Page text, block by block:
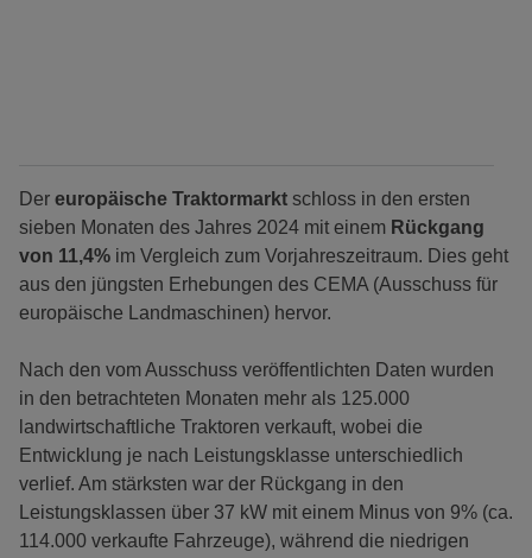
Der europäische Traktormarkt schloss in den ersten
sieben Monaten des Jahres 2024 mit einem Rückgang
von 11,4% im Vergleich zum Vorjahreszeitraum. Dies geht
aus den jüngsten Erhebungen des CEMA (Ausschuss für
europäische Landmaschinen) hervor.
Nach den vom Ausschuss veröffentlichten Daten wurden
in den betrachteten Monaten mehr als 125.000
landwirtschaftliche Traktoren verkauft, wobei die
Entwicklung je nach Leistungsklasse unterschiedlich
verlief. Am stärksten war der Rückgang in den
Leistungsklassen über 37 kW mit einem Minus von 9% (ca.
114.000 verkaufte Fahrzeuge), während die niedrigen